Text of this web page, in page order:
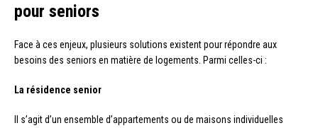
pour seniors
Face à ces enjeux, plusieurs solutions existent pour répondre aux
besoins des seniors en matière de logements. Parmi celles-ci :
La résidence senior
Il s’agit d’un ensemble d’appartements ou de maisons individuelles